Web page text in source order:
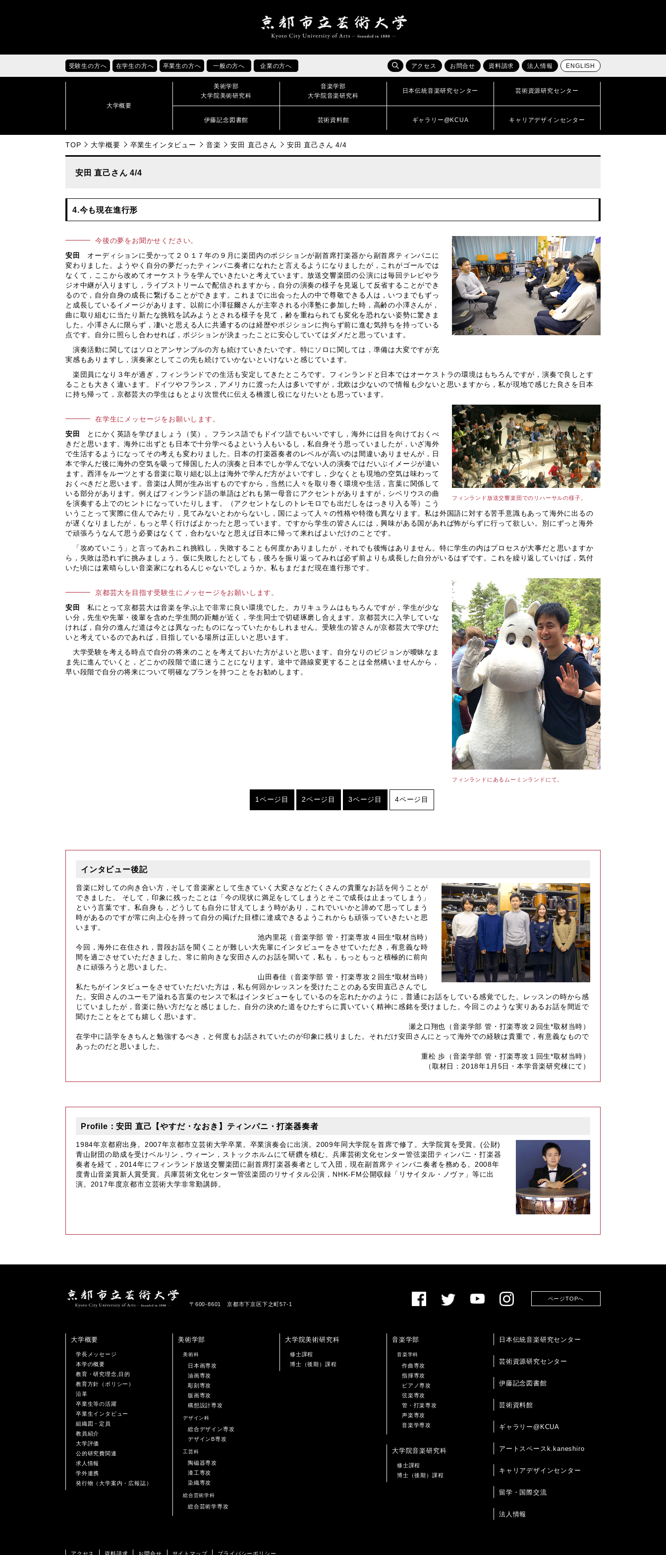
受験生の方へ 在学生の方へ 卒業生の方へ 一般の方へ 企業の方へ アクセス お問合せ 資料請求 法人情報 ENGLISH
大学概要
美術学部
大学院美術研究科
音楽学部
大学院音楽研究科
日本伝統音楽研究センター 芸術資源研究センター
伊藤記念図書館 芸術資料館 ギャラリー@KCUA キャリアデザインセンター
TOP 大学概要 卒業生インタビュー 音楽 安田 直己さん 安田 直己さん 4/4
安田 直己さん 4/4
4.今も現在進行形
今後の夢をお聞かせください。
安田
オーディションに受かって２０１７年の９月に楽団内のポジションが副首席打楽器から副首席ティンパニに
変わりました。ようやく自分の夢だったティンパニ奏者になれたと言えるようになりましたが，これがゴールでは
なくて，ここから改めてオーケストラを学んでいきたいと考えています。放送交響楽団の公演には毎回テレビやラ
ジオ中継が入りますし，ライブストリームで配信されますから，自分の演奏の様子を見返して反省することができ
るので，自分自身の成長に繋げることができます。これまでに出会った人の中で尊敬できる人は，いつまでもずっ
と成長しているイメージがあります。以前に小澤征爾さんが主宰される小澤塾に参加した時，高齢の小澤さんが，
曲に取り組むに当たり新たな挑戦を試みようとされる様子を見て，齢を重ねられても変化を恐れない姿勢に驚きま
した。小澤さんに限らず，凄いと思える人に共通するのは経歴やポジションに拘らず前に進む気持ちを持っている
点です。自分に照らし合わせれば，ポジションが決まったことに安心していてはダメだと思っています。
演奏活動に関してはソロとアンサンブルの方も続けていきたいです。特にソロに関しては，準備は大変ですが充
実感もありますし，演奏家としてこの先も続けていかないといけないと感じています。
楽団員になり３年が過ぎ，フィンランドでの生活も安定してきたところです。フィンランドと日本ではオーケストラの環境はもちろんですが，演奏で良しとす
ることも大きく違います。ドイツやフランス，アメリカに渡った人は多いですが，北欧は少ないので情報も少ないと思いますから，私が現地で感じた良さを日本
に持ち帰って，京都芸大の学生はもとより次世代に伝える橋渡し役になりたいとも思っています。
フィンランド放送交響楽団でのリハーサルの様子。
在学生にメッセージをお願いします。
安田
とにかく英語を学びましょう（笑）。フランス語でもドイツ語でもいいですし，海外には目を向けておくべ
きだと思います。海外に出ずとも日本で十分学べるよという人もいるし，私自身そう思っていましたが，いざ海外
で生活するようになってその考えも変わりました。日本の打楽器奏者のレベルが高いのは間違いありませんが，日
本で学んだ後に海外の空気を吸って帰国した人の演奏と日本でしか学んでない人の演奏ではだいぶイメージが違い
ます。西洋をルーツとする音楽に取り組む以上は海外で学んだ方がよいですし，少なくとも現地の空気は味わって
おくべきだと思います。音楽は人間が生み出すものですから，当然に人々を取り巻く環境や生活，言葉に関係して
いる部分があります。例えばフィンランド語の単語はどれも第一母音にアクセントがありますが，シベリウスの曲
を演奏する上でのヒントになっていたりします。（アクセントなしのトレモロでも出だしをはっきり入る等）こう
いうことって実際に住んでみたり，見てみないとわからないし，国によって人々の性格や特徴も異なります。私は外国語に対する苦手意識もあって海外に出るの
が遅くなりましたが，もっと早く行けばよかったと思っています。ですから学生の皆さんには，興味がある国があれば怖がらずに行って欲しい。別にずっと海外
で頑張ろうなんて思う必要はなくて，合わないなと思えば日本に帰って来ればよいだけのことです。
「攻めていこう」と言ってあれこれ挑戦し，失敗することも何度かありましたが，それでも後悔はありません。特に学生の内はプロセスが大事だと思いますか
ら，失敗は恐れずに挑みましょう。仮に失敗したとしても，後ろを振り返ってみれば必ず前よりも成長した自分がいるはずです。これを繰り返していけば，気付
いた頃には素晴らしい音楽家になれるんじゃないでしょうか。私もまだまだ現在進行形です。
フィンランドにあるムーミンランドにて。
京都芸大を目指す受験生にメッセージをお願いします。
安田
私にとって京都芸大は音楽を学ぶ上で非常に良い環境でした。カリキュラムはもちろんですが，学生が少な
い分，先生や先輩・後輩を含めた学生間の距離が近く，学生同士で切磋琢磨し合えます。京都芸大に入学していな
ければ，自分の進んだ道は今とは異なったものになっていたかもしれません。受験生の皆さんが京都芸大で学びた
いと考えているのであれば，目指している場所は正しいと思います。
大学受験を考える時点で自分の将来のことを考えておいた方がよいと思います。自分なりのビジョンが曖昧なま
ま先に進んでいくと，どこかの段階で道に迷うことになります。途中で路線変更することは全然構いませんから，
早い段階で自分の将来について明確なプランを持つことをお勧めします。
1ページ目 2ページ目 3ページ目 4ページ目
インタビュー後記
音楽に対しての向き合い方，そして音楽家として生きていく大変さなどたくさんの貴重なお話を伺うことが
できました。 そして，印象に残ったことは「今の現状に満足をしてしまうとそこで成長は止まってしまう」
という言葉です。私自身も，どうしても自分に甘えてしまう時があり，これでいいかと諦めて思ってしまう
時があるのですが常に向上心を持って自分の掲げた目標に達成できるようこれからも頑張っていきたいと思
います。
池内里花（音楽学部 管・打楽専攻４回生*取材当時）
今回，海外に在住され，普段お話を聞くことが難しい大先輩にインタビューをさせていただき，有意義な時
間を過ごさせていただきました。常に前向きな安田さんのお話を聞いて，私も，もっともっと積極的に前向
きに頑張ろうと思いました。
山田春佳（音楽学部 管・打楽専攻２回生*取材当時）
私たちがインタビューをさせていただいた方は，私も何回かレッスンを受けたことのある安田直己さんでし
た。安田さんのユーモア溢れる言葉のセンスで私はインタビューをしているのを忘れたかのように，普通にお話をしている感覚でした。レッスンの時から感
じていましたが，音楽に熱い方だなと感じました。自分の決めた道をひたすらに貫いていく精神に感銘を受けました。今回このような実りあるお話を間近で
聞けたことをとても嬉しく思います。
瀬之口翔也（音楽学部 管・打楽専攻２回生*取材当時）
在学中に語学をきちんと勉強するべき，と何度もお話されていたのが印象に残りました。それだけ安田さんにとって海外での経験は貴重で，有意義なもので
あったのだと思いました。
重松 歩（音楽学部 管・打楽専攻１回生*取材当時）
（取材日：2018年1月5日・本学音楽研究棟にて）
Profile：安田 直己【やすだ・なおき】ティンパニ・打楽器奏者
1984年京都府出身。2007年京都市立芸術大学卒業。卒業演奏会に出演。2009年同大学院を首席で修了。大学院賞を受賞。(公財)
青山財団の助成を受けベルリン，ウィーン，ストックホルムにて研鑽を積む。兵庫芸術文化センター管弦楽団ティンパニ・打楽器
奏者を経て，2014年にフィンランド放送交響楽団に副首席打楽器奏者として入団，現在副首席ティンパニ奏者を務める。2008年
度青山音楽賞新人賞受賞。兵庫芸術文化センター管弦楽団のリサイタル公演，NHK-FM公開収録「リサイタル・ノヴァ」等に出
演。2017年度京都市立芸術大学非常勤講師。
〒600-8601 京都市下京区下之町57-1
ページTOPへ
大学概要
学長メッセージ
本学の概要
教育・研究理念,目的
教育方針（ポリシー）
沿革
卒業生等の活躍
卒業生インタビュー
組織図・定員
教員紹介
大学評価
公的研究費関連
求人情報
学外連携
発行物（大学案内・広報誌）
美術学部
美術科
日本画専攻
油画専攻
彫刻専攻
版画専攻
構想設計専攻
デザイン科
総合デザイン専攻
デザインB専攻
工芸科
陶磁器専攻
漆工専攻
染織専攻
総合芸術学科
総合芸術学専攻
大学院美術研究科
修士課程
博士（後期）課程
音楽学部
音楽学科
作曲専攻
指揮専攻
ピアノ専攻
弦楽専攻
管・打楽専攻
声楽専攻
音楽学専攻
大学院音楽研究科
修士課程
博士（後期）課程
日本伝統音楽研究センター
芸術資源研究センター
伊藤記念図書館
芸術資料館
ギャラリー@KCUA
アートスペースk.kaneshiro
キャリアデザインセンター
留学・国際交流
法人情報
アクセス 資料請求 お問合せ サイトマップ プライバシーポリシー